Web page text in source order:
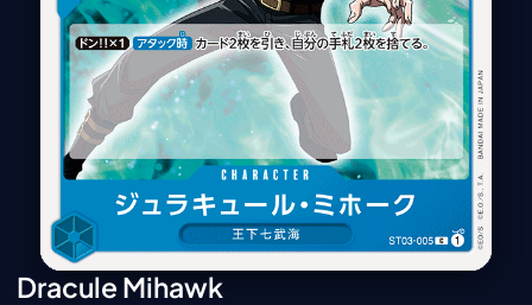
ตารางออกอากาศอนิ
เมะ
Dracule Mihawk